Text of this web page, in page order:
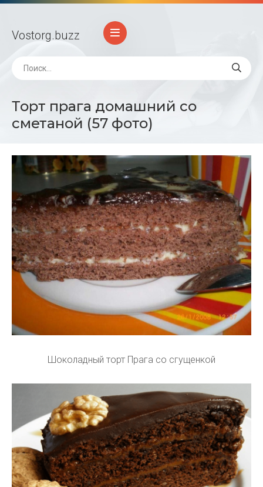
Vostorg.buzz
Торт прага домашний со
сметаной (57 фото)
Шоколадный торт Прага со сгущенкой